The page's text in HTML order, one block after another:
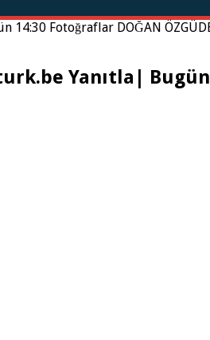
14:30 Fotoğraflar DOĞAN
turk.be Yanıtla|